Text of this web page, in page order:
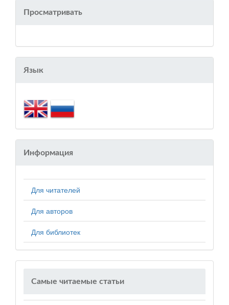
Просматривать
Язык
Информация
Для читателей
Для авторов
Для библиотек
Самые читаемые статьи